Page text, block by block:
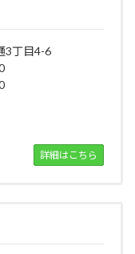
3丁目4-6
詳細はこちら